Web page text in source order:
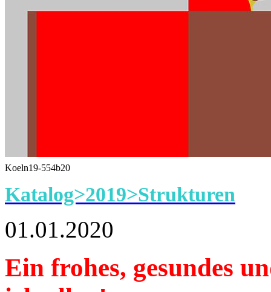
Koeln19-554b20
Katalog>2019>Strukturen
01.01.2020
Ein frohes, gesundes